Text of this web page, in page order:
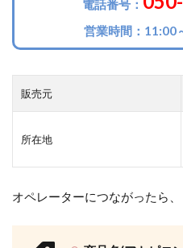
電話番号：
営業時間：11:00
販売元
所在地
オペレーターにつながったら、